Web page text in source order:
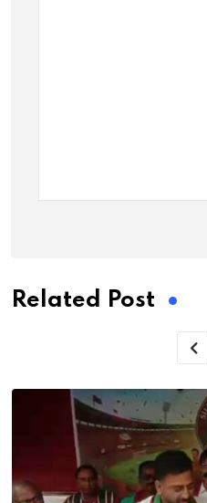
Related Post